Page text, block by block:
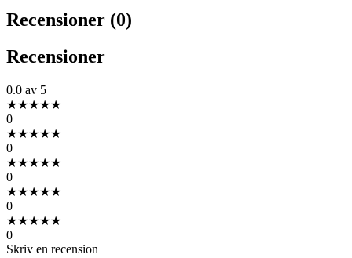
Recensioner (0)
Recensioner
0.0 av 5
★★★★★
0
★★★★★
0
★★★★★
0
★★★★★
0
★★★★★
0
Skriv en recension